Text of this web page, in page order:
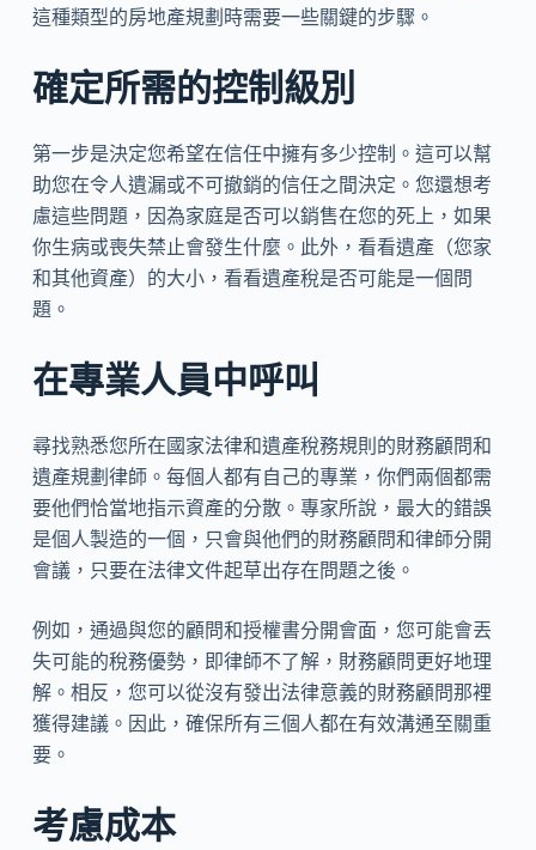
這種類型的房地產規劃時需要一些關鍵的步驟。
確定所需的控制級別
第一步是決定您希望在信任中擁有多少控制。這可以幫
助您在令人遺漏或不可撤銷的信任之間決定。您還想考
慮這些問題，因為家庭是否可以銷售在您的死上，如果
你生病或喪失禁止會發生什麼。此外，看看遺產（您家
和其他資產）的大小，看看遺產稅是否可能是一個問
題。
在專業人員中呼叫
尋找熟悉您所在國家法律和遺產稅務規則的財務顧問和
遺產規劃律師。每個人都有自己的專業，你們兩個都需
要他們恰當地指示資產的分散。專家所說，最大的錯誤
是個人製造的一個，只會與他們的財務顧問和律師分開
會議，只要在法律文件起草出存在問題之後。
例如，通過與您的顧問和授權書分開會面，您可能會丟
失可能的稅務優勢，即律師不了解，財務顧問更好地理
解。相反，您可以從沒有發出法律意義的財務顧問那裡
獲得建議。因此，確保所有三個人都在有效溝通至關重
要。
考慮成本